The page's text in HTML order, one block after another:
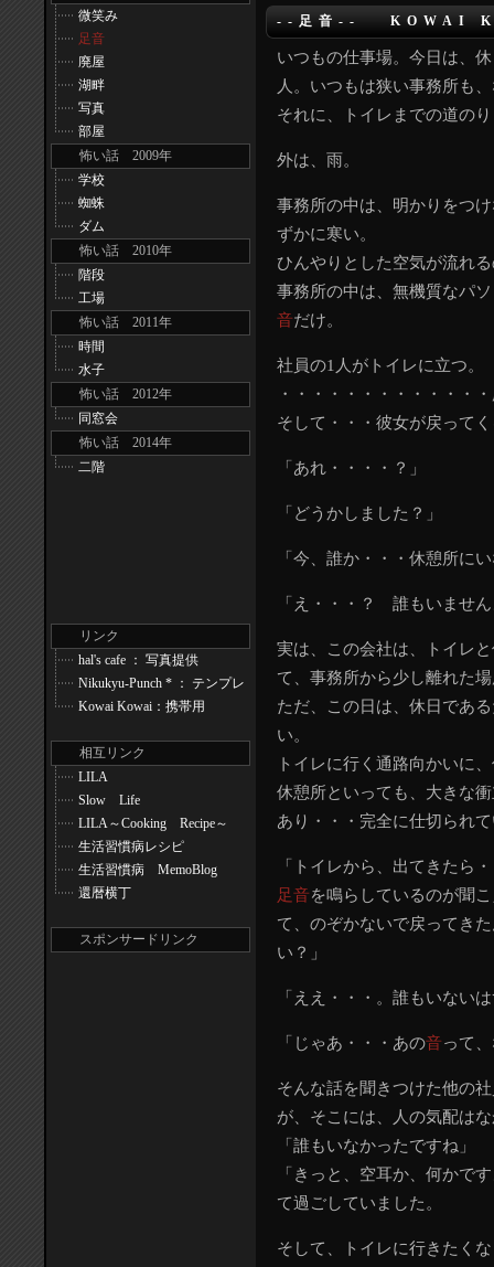
--足音-- KOWAI
いつもの仕事場。今日は、
人。いつもは狭い事務所も
それに、トイレまでの道の
外は、雨。
事務所の中は、明かりをつ
ずかに寒い。
ひんやりとした空気が流れ
事務所の中は、無機質なパ
音だけ。
社員の1人がトイレに立つ。
・・・・・・・・・・・・
そして・・・彼女が戻って
「あれ・・・・？」
「どうかしました？」
「今、誰か・・・休憩所に
「え・・・？ 誰もいませ
実は、この会社は、トイレ
て、事務所から少し離れた
ただ、この日は、休日であ
い。
トイレに行く通路向かいに
休憩所といっても、大きな
あり・・・完全に仕切られ
「トイレから、出てきた
足音を鳴らしているのが聞
て、のぞかないで戻ってき
い？」
「ええ・・・。誰もいない
「じゃあ・・・あの音って
そんな話を聞きつけた他の
が、そこには、人の気配は
「誰もいなかったですね」
「きっと、空耳か、何かで
て過ごしていました。
そして、トイレに行きたく
微笑み
足音
廃屋
湖畔
写真
部屋
怖い話 2009年
学校
蜘蛛
ダム
怖い話 2010年
階段
工場
怖い話 2011年
時間
水子
怖い話 2012年
同窓会
怖い話 2014年
二階
リンク
hal's cafe ： 写真提供
Nikukyu-Punch * ： テンプレ
Kowai Kowai：携帯用
相互リンク
LILA
Slow Life
LILA～Cooking Recipe～
生活習慣病レシピ
生活習慣病 MemoBlog
還暦横丁
スポンサードリンク